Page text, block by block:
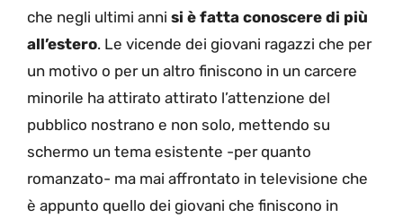
che negli ultimi anni si è fatta conoscere di più
all’estero. Le vicende dei giovani ragazzi che per
un motivo o per un altro finiscono in un carcere
minorile ha attirato attirato l’attenzione del
pubblico nostrano e non solo, mettendo su
schermo un tema esistente -per quanto
romanzato- ma mai affrontato in televisione che
è appunto quello dei giovani che finiscono in